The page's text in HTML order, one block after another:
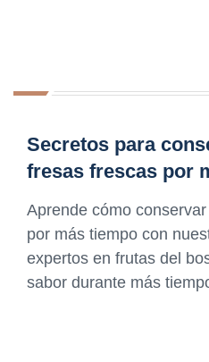
Secretos para
fresas frescas por
Aprende cómo
por más tiempo con
expertos en frutas del
sabor durante más